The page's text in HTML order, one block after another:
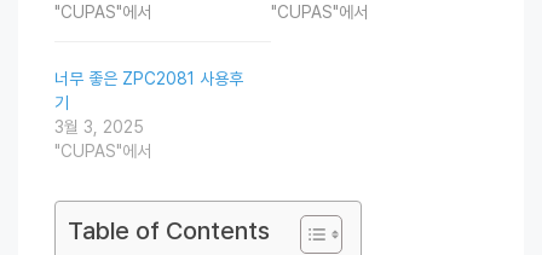
"CUPAS"에서
"CUPAS"에서
너무 좋은 ZPC2081 사용후
기
3월 3, 2025
"CUPAS"에서
Table of Contents